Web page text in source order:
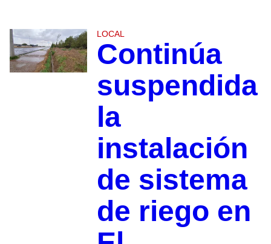
LOCAL
Continúa
suspendida
la
instalación
de sistema
de riego en